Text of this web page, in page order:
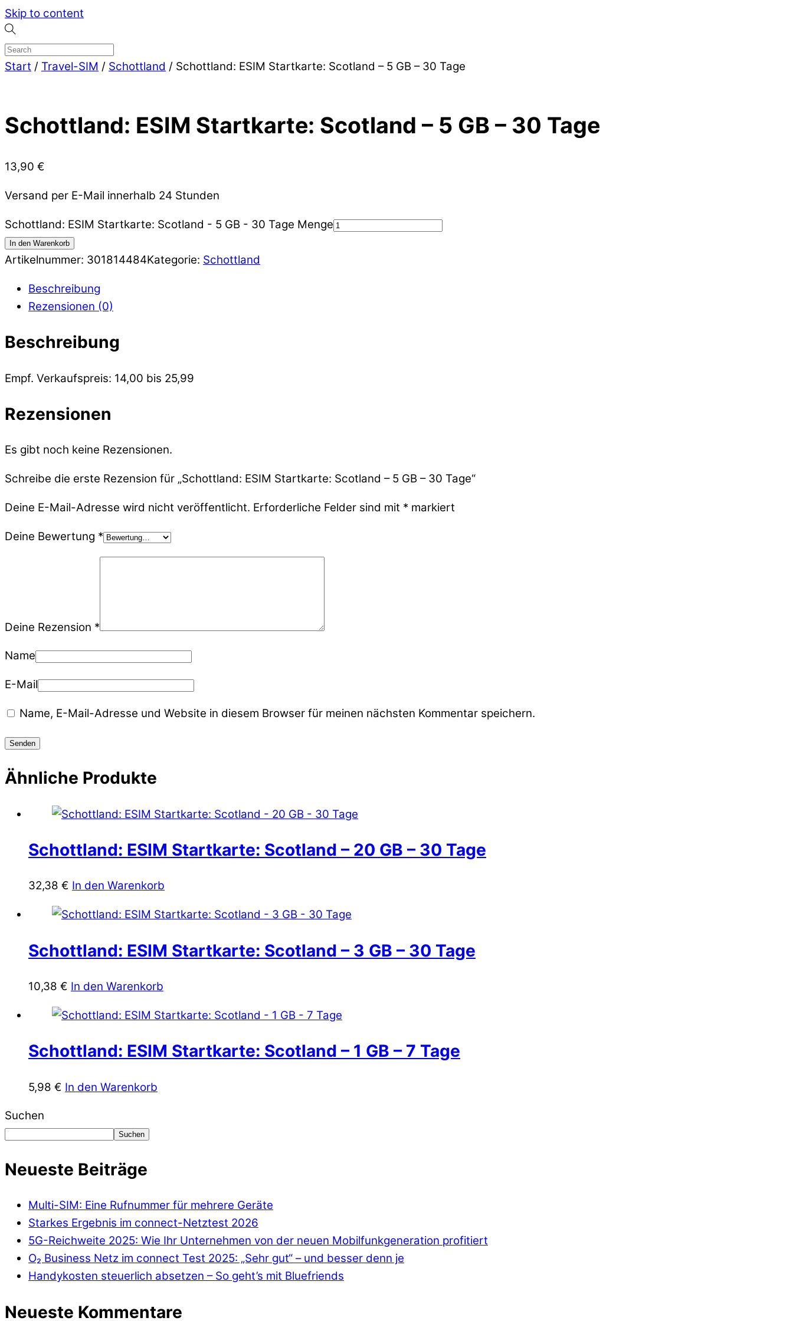
Skip to content
Start / Travel-SIM / Schottland / Schottland: ESIM Startkarte: Scotland – 5 GB – 30 Tage
Schottland: ESIM Startkarte: Scotland – 5 GB – 30 Tage
13,90 €
Versand per E-Mail innerhalb 24 Stunden
Schottland: ESIM Startkarte: Scotland - 5 GB - 30 Tage Menge
In den Warenkorb
Artikelnummer: 301814484Kategorie: Schottland
Beschreibung
Rezensionen (0)
Beschreibung
Empf. Verkaufspreis: 14,00 bis 25,99
Rezensionen
Es gibt noch keine Rezensionen.
Schreibe die erste Rezension für „Schottland: ESIM Startkarte: Scotland – 5 GB – 30 Tage“
Deine E-Mail-Adresse wird nicht veröffentlicht. Erforderliche Felder sind mit * markiert
Deine Bewertung *
Deine Rezension *
Name
E-Mail
Name, E-Mail-Adresse und Website in diesem Browser für meinen nächsten Kommentar speichern.
Ähnliche Produkte
Schottland: ESIM Startkarte: Scotland – 20 GB – 30 Tage
32,38 € In den Warenkorb
Schottland: ESIM Startkarte: Scotland – 3 GB – 30 Tage
10,38 € In den Warenkorb
Schottland: ESIM Startkarte: Scotland – 1 GB – 7 Tage
5,98 € In den Warenkorb
Suchen
Suchen
Neueste Beiträge
Multi-SIM: Eine Rufnummer für mehrere Geräte
Starkes Ergebnis im connect-Netztest 2026
5G-Reichweite 2025: Wie Ihr Unternehmen von der neuen Mobilfunkgeneration profitiert
O₂ Business Netz im connect Test 2025: „Sehr gut“ – und besser denn je
Handykosten steuerlich absetzen – So geht’s mit Bluefriends
Neueste Kommentare